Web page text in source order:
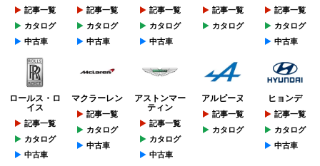
記事一覧
カタログ
中古車
記事一覧
カタログ
中古車
記事一覧
カタログ
中古車
記事一覧
カタログ
記事一覧
カタログ
中古車
ロールス・ロ
イス
記事一覧
カタログ
中古車
マクラーレン
記事一覧
カタログ
中古車
アストンマー
ティン
記事一覧
カタログ
中古車
アルピーヌ
記事一覧
カタログ
ヒョンデ
記事一覧
カタログ
中古車